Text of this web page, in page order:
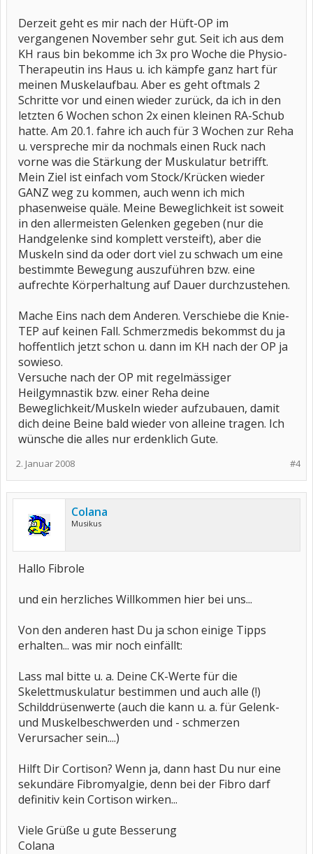
Derzeit geht es mir nach der Hüft-OP im
vergangenen November sehr gut. Seit ich aus dem
KH raus bin bekomme ich 3x pro Woche die Physio-
Therapeutin ins Haus u. ich kämpfe ganz hart für
meinen Muskelaufbau. Aber es geht oftmals 2
Schritte vor und einen wieder zurück, da ich in den
letzten 6 Wochen schon 2x einen kleinen RA-Schub
hatte. Am 20.1. fahre ich auch für 3 Wochen zur Reha
u. verspreche mir da nochmals einen Ruck nach
vorne was die Stärkung der Muskulatur betrifft.
Mein Ziel ist einfach vom Stock/Krücken wieder
GANZ weg zu kommen, auch wenn ich mich
phasenweise quäle. Meine Beweglichkeit ist soweit
in den allermeisten Gelenken gegeben (nur die
Handgelenke sind komplett versteift), aber die
Muskeln sind da oder dort viel zu schwach um eine
bestimmte Bewegung auszuführen bzw. eine
aufrechte Körperhaltung auf Dauer durchzustehen.
Mache Eins nach dem Anderen. Verschiebe die Knie-
TEP auf keinen Fall. Schmerzmedis bekommst du ja
hoffentlich jetzt schon u. dann im KH nach der OP ja
sowieso.
Versuche nach der OP mit regelmässiger
Heilgymnastik bzw. einer Reha deine
Beweglichkeit/Muskeln wieder aufzubauen, damit
dich deine Beine bald wieder von alleine tragen. Ich
wünsche die alles nur erdenklich Gute.
#4
2. Januar 2008
Colana
Musikus
Hallo Fibrole
und ein herzliches Willkommen hier bei uns...
Von den anderen hast Du ja schon einige Tipps
erhalten... was mir noch einfällt:
Lass mal bitte u. a. Deine CK-Werte für die
Skelettmuskulatur bestimmen und auch alle (!)
Schilddrüsenwerte (auch die kann u. a. für Gelenk-
und Muskelbeschwerden und - schmerzen
Verursacher sein....)
Hilft Dir Cortison? Wenn ja, dann hast Du nur eine
sekundäre Fibromyalgie, denn bei der Fibro darf
definitiv kein Cortison wirken...
Viele Grüße u gute Besserung
Colana